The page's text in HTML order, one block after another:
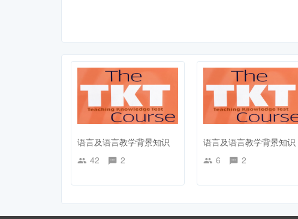
语言及语言教学背景知识
42
2
语言及语言教学背景知识
6
2